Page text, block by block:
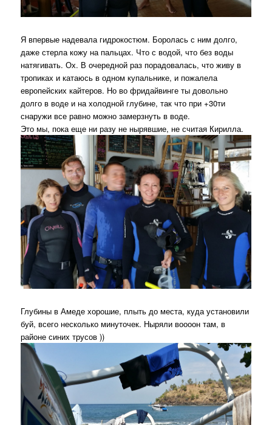
Я впервые надевала гидрокостюм. Боролась с ним долго,
даже стерла кожу на пальцах. Что с водой, что без воды
натягивать. Ох. В очередной раз порадовалась, что живу в
тропиках и катаюсь в одном купальнике, и пожалела
европейских кайтеров. Но во фридайвинге ты довольно
долго в воде и на холодной глубине, так что при +30ти
снаружи все равно можно замерзнуть в воде.
Это мы, пока еще ни разу не нырявшие, не считая Кирилла.
Глубины в Амеде хорошие, плыть до места, куда установили
буй, всего несколько минуточек. Ныряли воооон там, в
районе синих трусов ))